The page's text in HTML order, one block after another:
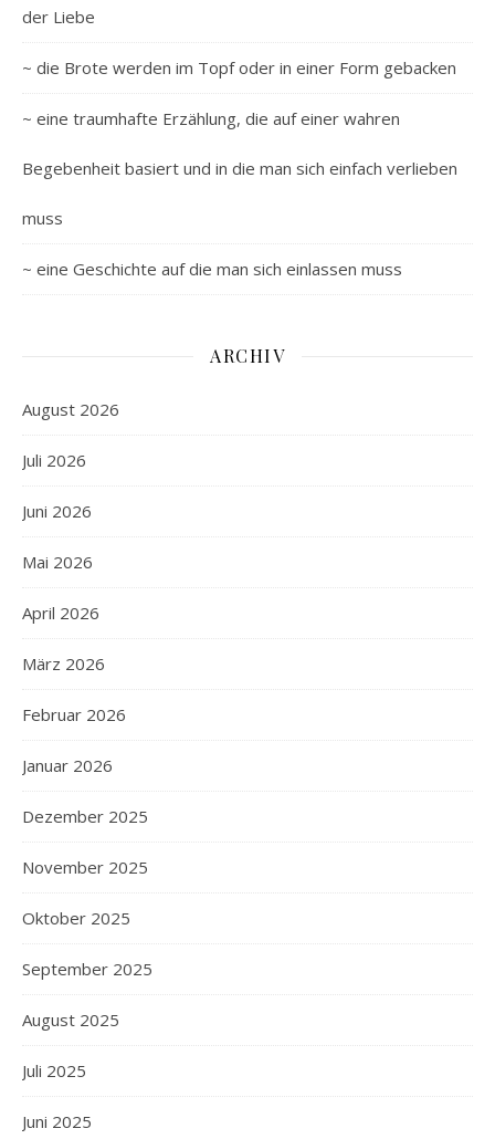
der Liebe
~ die Brote werden im Topf oder in einer Form gebacken
~ eine traumhafte Erzählung, die auf einer wahren
Begebenheit basiert und in die man sich einfach verlieben
muss
~ eine Geschichte auf die man sich einlassen muss
ARCHIV
August 2026
Juli 2026
Juni 2026
Mai 2026
April 2026
März 2026
Februar 2026
Januar 2026
Dezember 2025
November 2025
Oktober 2025
September 2025
August 2025
Juli 2025
Juni 2025